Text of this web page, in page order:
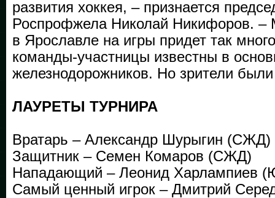
развития хоккея, – признается
Роспрофжела Николай Никифоров. –
в Ярославле на игры придет так
команды-участницы известны в
железнодорожников. Но зрители
ЛАУРЕТЫ ТУРНИРА
Вратарь – Александр Шурыгин (СЖД)
Защитник – Семен Комаров (СЖД)
Нападающий – Леонид Харлампиев
Самый ценный игрок – Дмитрий